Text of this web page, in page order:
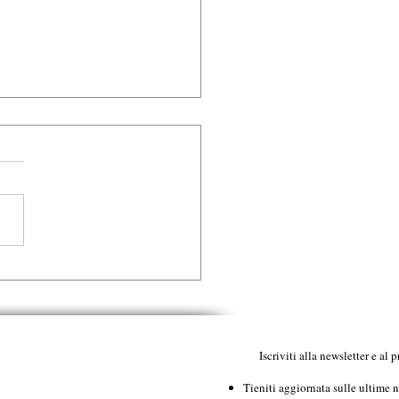
o Gel? La scelta
Iscriviti alla newsletter e al
Tieniti aggiornata sulle ultime